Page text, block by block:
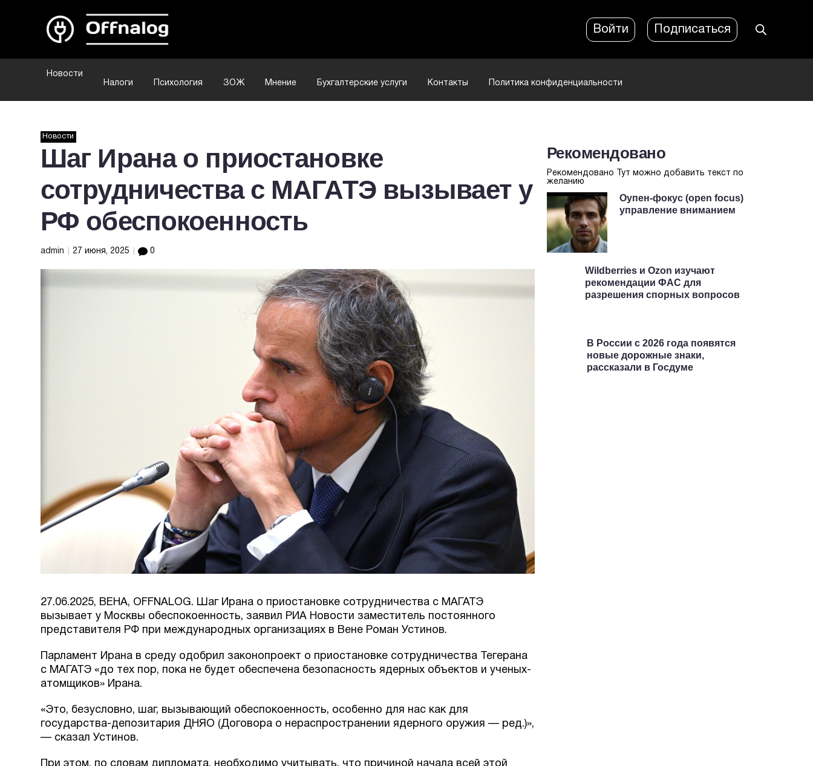
Войти Подписаться
Новости
Налоги
Психология ЗОЖ Мнение Бухгалтерские услуги Контакты Политика конфиденциальности
Новости
Шаг Ирана о приостановке
сотрудничества с МАГАТЭ вызывает у
РФ обеспокоенность
admin 27 июня, 2025 0
27.06.2025, ВЕНА, OFFNALOG. Шаг Ирана о приостановке сотрудничества с МАГАТЭ
вызывает у Москвы обеспокоенность, заявил РИА Новости заместитель постоянного
представителя РФ при международных организациях в Вене Роман Устинов.
Парламент Ирана в среду одобрил законопроект о приостановке сотрудничества Тегерана
с МАГАТЭ «до тех пор, пока не будет обеспечена безопасность ядерных объектов и ученых-
атомщиков» Ирана.
«Это, безусловно, шаг, вызывающий обеспокоенность, особенно для нас как для
государства-депозитария ДНЯО (Договора о нераспространении ядерного оружия — ред.)»,
— сказал Устинов.
При этом, по словам дипломата, необходимо учитывать, что причиной начала всей этой
Рекомендовано
Рекомендовано Тут можно добавить текст по
желанию
Оупен-фокус (open focus)
управление вниманием
Wildberries и Ozon изучают
рекомендации ФАС для
разрешения спорных вопросов
В России с 2026 года появятся
новые дорожные знаки,
рассказали в Госдуме